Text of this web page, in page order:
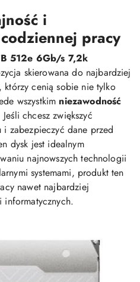
i
pracy
512e 6Gb/s 7,2k
skierowana do najbardziej
którzy cenią sobie nie tylko
wszystkim niezawodność
Jeśli chcesz zwiększyć
i zabezpieczyć dane przed
dysk jest idealnym
najnowszych technologii
systemami, produkt ten
nawet najbardziej
informatycznych.